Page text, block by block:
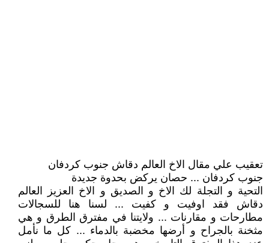
تعقيب علي مقال الاخ العالم دقاش جنوب كردفان
جنوب كردفان ... حصان يركض بحدوة جديدة
التحية و التجلة لك الاخ و الصديق و الاخ العزيز العالم
دقاش فقد اوفيت و كفيت ... لسنا هنا للسجالات
مطارحات و مقارنات ... ولايتنا في مفترق الطرق و هي
مثخنة بالجراح و أرضها مخضبة بالدماء ... كل ما نأمل